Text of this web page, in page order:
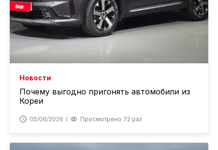
Новости
Почему выгодно пригонять автомобили из
Кореи
05/06/2026 Просмотрено 72 раз